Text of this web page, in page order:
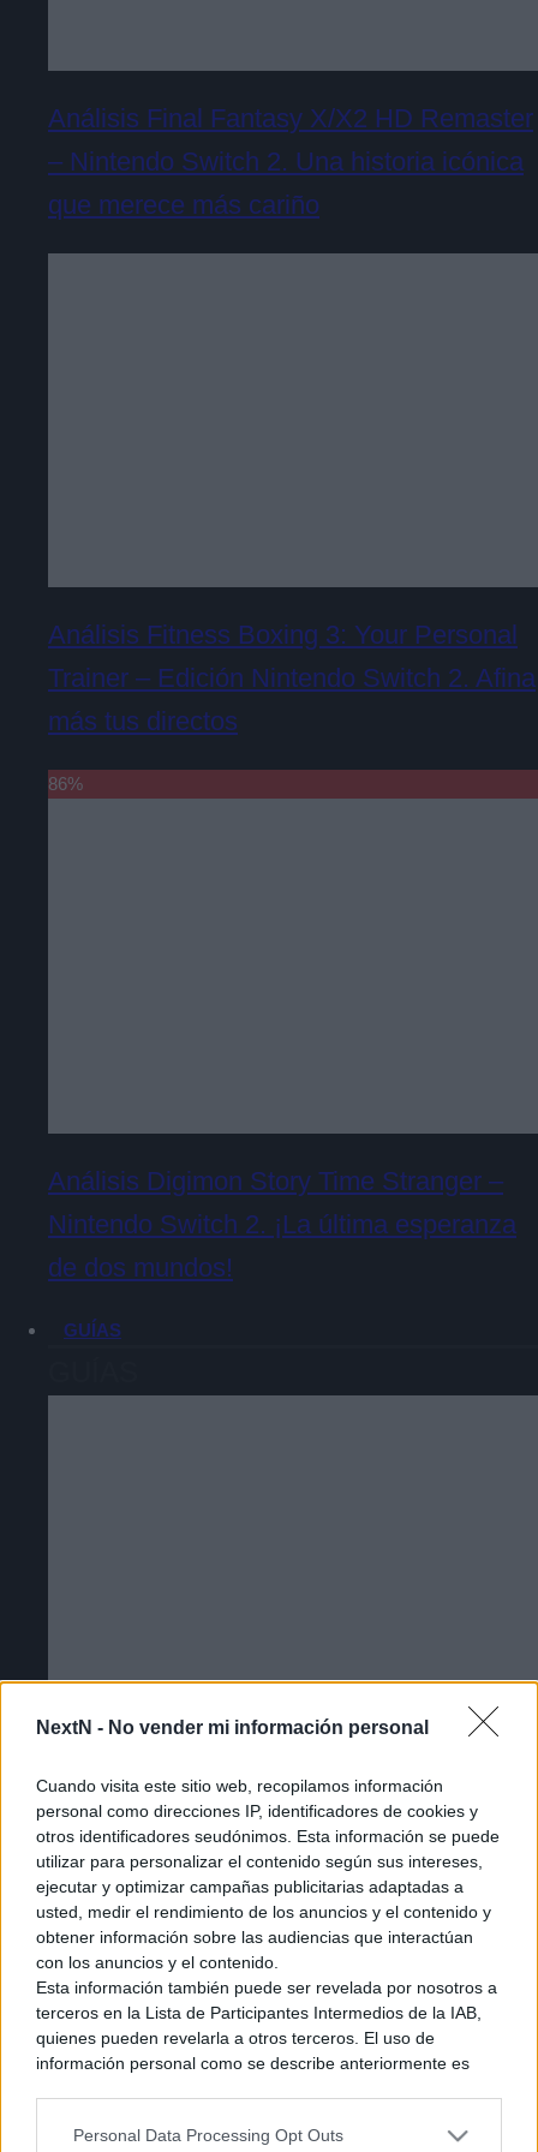
NextN - No vender mi información personal
Cuando visita este sitio web, recopilamos información
personal como direcciones IP, identificadores de cookies y
otros identificadores seudónimos. Esta información se puede
utilizar para personalizar el contenido según sus intereses,
ejecutar y optimizar campañas publicitarias adaptadas a
usted, medir el rendimiento de los anuncios y el contenido y
obtener información sobre las audiencias que interactúan
con los anuncios y el contenido.
Esta información también puede ser revelada por nosotros a
terceros en la Lista de Participantes Intermedios de la IAB,
quienes pueden revelarla a otros terceros. El uso de
información personal como se describe anteriormente es
generamos contenido relevante para nuestra audiencia.
Personal Data Processing Opt Outs
Análisis Final Fantasy X/X2 HD Remaster
– Nintendo Switch 2. Una historia icónica
que merece más cariño
Análisis Fitness Boxing 3: Your Personal
Trainer – Edición Nintendo Switch 2. Afina
más tus directos
86%
Análisis Digimon Story Time Stranger –
Nintendo Switch 2. ¡La última esperanza
de dos mundos!
GUÍAS
[GUÍA] Todos los amiibo de Splatoon
Raiders y qué desbloquean